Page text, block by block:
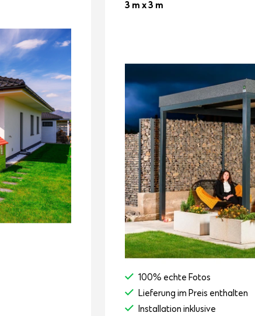
3 m x 3 m
100% echte Fotos
Lieferung im Preis enthalten
Installation inklusive